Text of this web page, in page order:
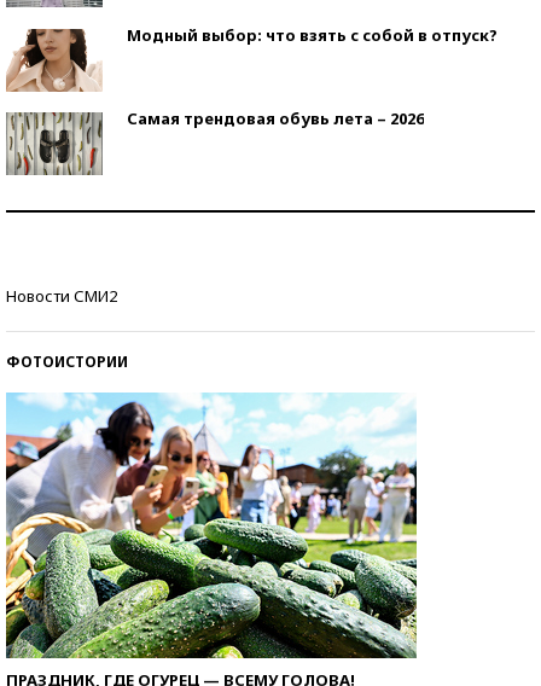
Модный выбор: что взять с собой в отпуск?
Самая трендовая обувь лета – 2026
Новости СМИ2
ФОТОИСТОРИИ
ПРАЗДНИК, ГДЕ ОГУРЕЦ — ВСЕМУ ГОЛОВА!